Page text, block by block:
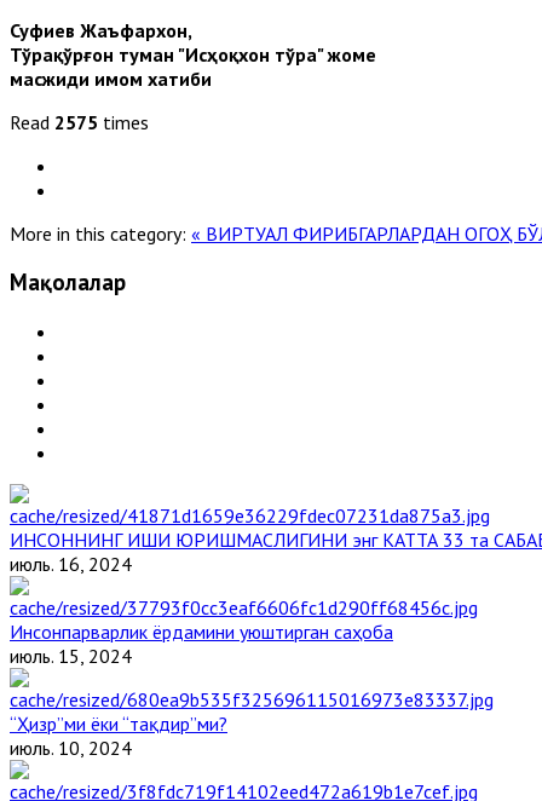
Суфиев Жаъфархон,
Тўрақўрғон туман "Исҳоқхон тўра" жоме
масжиди имом хатиби
Read 2575 times
More in this category: « ВИРТУАЛ ФИРИБГАРЛАРДАН ОГОҲ
Мақолалар
ИНСОННИНГ ИШИ ЮРИШМАСЛИГИНИ энг КАТТА 33 та
июль. 16, 2024
Инсонпарварлик ёрдамини уюштирган саҳоба
июль. 15, 2024
“Ҳизр”ми ёки “тақдир”ми?
июль. 10, 2024